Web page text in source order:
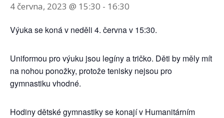
4 června, 2023 @ 15:30 - 16:30
Výuka se koná v neděli 4. června v 15:30.
Uniformou pro výuku jsou legíny a tričko. Děti by měly mít
na nohou ponožky, protože tenisky nejsou pro
gymnastiku vhodné.
Hodiny dětské gymnastiky se konají v Humanitárním